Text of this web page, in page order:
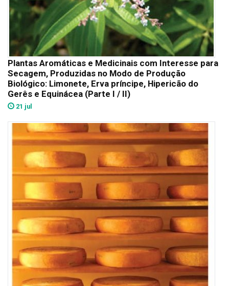
Plantas Aromáticas e Medicinais com Interesse para
Secagem, Produzidas no Modo de Produção
Biológico: Limonete, Erva príncipe, Hipericão do
Gerês e Equinácea (Parte I / II)
21 jul